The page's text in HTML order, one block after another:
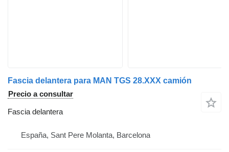
Fascia delantera para MAN TGS 28.XXX camión
Precio a consultar
Fascia delantera
España, Sant Pere Molanta, Barcelona